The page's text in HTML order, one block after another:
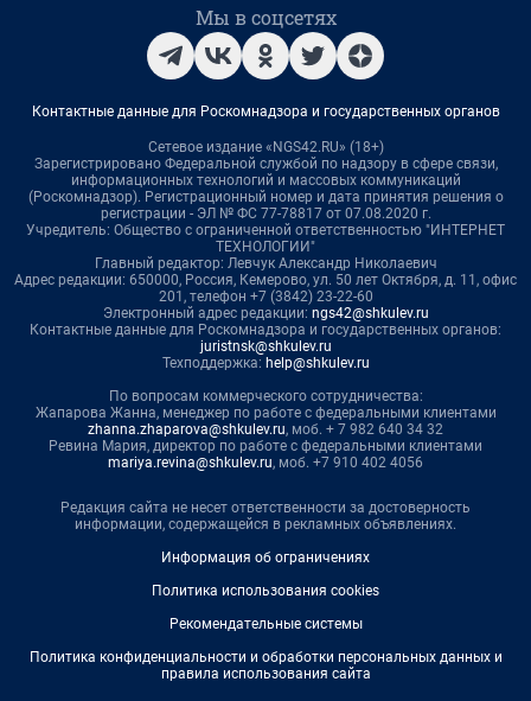
Мы в соцсетях
Контактные данные для Роскомнадзора и государственных органов
Сетевое издание «NGS42.RU» (18+)
Зарегистрировано Федеральной службой по надзору в сфере связи,
информационных технологий и массовых коммуникаций
(Роскомнадзор). Регистрационный номер и дата принятия решения о
регистрации - ЭЛ № ФС 77-78817 от 07.08.2020 г.
Учредитель: Общество с ограниченной ответственностью "ИНТЕРНЕТ
ТЕХНОЛОГИИ"
Главный редактор: Левчук Александр Николаевич
Адрес редакции: 650000, Россия, Кемерово, ул. 50 лет Октября, д. 11, офис
201, телефон +7 (3842) 23-22-60
Электронный адрес редакции: ngs42@shkulev.ru
Контактные данные для Роскомнадзора и государственных органов:
juristnsk@shkulev.ru
Техподдержка: help@shkulev.ru
По вопросам коммерческого сотрудничества:
Жапарова Жанна, менеджер по работе с федеральными клиентами
zhanna.zhaparova@shkulev.ru, моб. + 7 982 640 34 32
Ревина Мария, директор по работе с федеральными клиентами
mariya.revina@shkulev.ru, моб. +7 910 402 4056
Редакция сайта не несет ответственности за достоверность
информации, содержащейся в рекламных объявлениях.
Информация об ограничениях
Политика использования cookies
Рекомендательные системы
Политика конфиденциальности и обработки персональных данных и
правила использования сайта